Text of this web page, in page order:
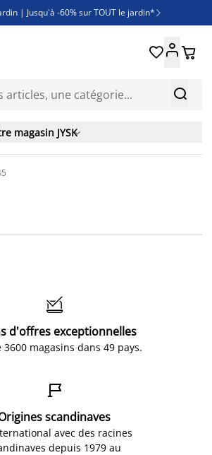
| Jusqu'à -60% sur TOUT le jardin* 
-50% sur une sélection literie
les nouveautés de la collection

 
magasin JYSK

d'offres exceptionnelles
3600 magasins dans 49 pays.

scandinaves
avec des racines
depuis 1979 au